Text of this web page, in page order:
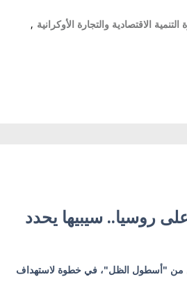
الاقتصادية والتجارة الأوكرانية ,
روسيا.. سيبيها يحدد
19 كياناً بينها 6 بنوك روسية و6 سفن من "أسطول الظل"، في خطوة لاستهداف